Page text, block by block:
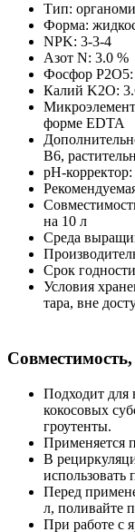
Тип:
Форма:
NPK: 3-3-4
Азот N: 3.0 %
Фосфор P2O5:
Калий K2O:
форме EDTA
B6,
pH-корректор:
на 10 л
Среда
Срок
Условия
тара, вне
Подходит для
кокосовых
гроутенты.
Применяется
В
Перед
л, поливайте
При работе с